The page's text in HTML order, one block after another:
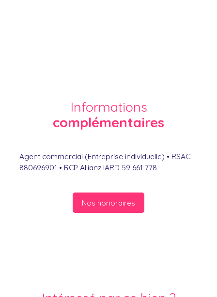
Informations
complémentaires
Agent commercial (Entreprise individuelle) • RSAC
880696901 • RCP Allianz IARD 59 661 778
Nos honoraires